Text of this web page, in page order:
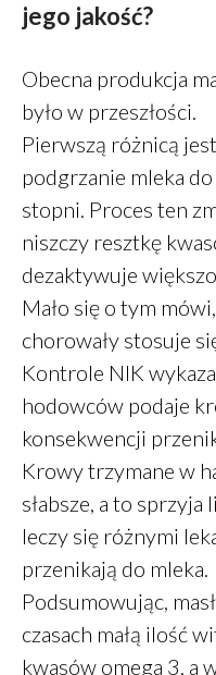
jego jakość?
Obecna produkcja
było w przeszłości.
Pierwszą różnicą
podgrzanie mleka
stopni. Proces ten
niszczy resztkę
dezaktywuje
Mało się o tym
chorowały stosuje
Kontrole NIK
hodowców podaje
konsekwencji
Krowy trzymane w
słabsze, a to
leczy się różnymi
przenikają do mleka.
Podsumowując,
czasach małą ilość
kwasów omega 3, a